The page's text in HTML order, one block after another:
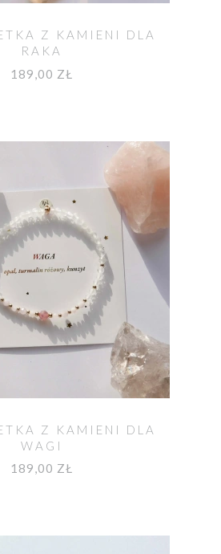
Z KAMIENI DLA
RAKA
189,00 ZŁ
Z KAMIENI DLA
WAGI
189,00 ZŁ